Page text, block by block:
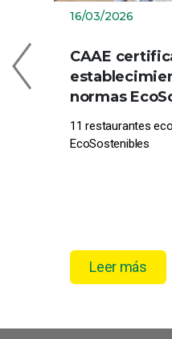
16/03/2026
CAAE
normas
11 restaurantes
EcoSostenibles
Leer más